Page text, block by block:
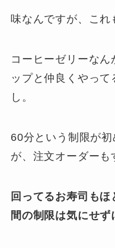
味なんですが、これ
コーヒーゼリーなん
ップと仲良くやっ
し。
60分という制限が
が、注文オーダーも
回ってるお寿司も
間の制限は気にせず